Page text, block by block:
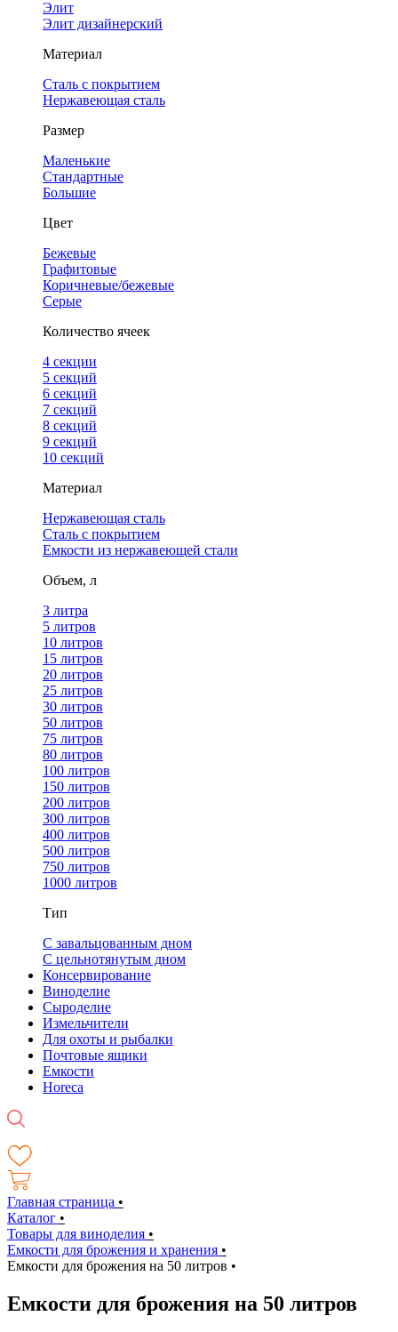
Элит
Элит дизайнерский
Материал
Сталь с покрытием
Нержавеющая сталь
Размер
Маленькие
Стандартные
Большие
Цвет
Бежевые
Графитовые
Коричневые/бежевые
Серые
Количество ячеек
4 cекции
5 секций
6 секций
7 секций
8 секций
9 секций
10 секций
Материал
Нержавеющая сталь
Сталь с покрытием
Емкости из нержавеющей стали
Объем, л
3 литра
5 литров
10 литров
15 литров
20 литров
25 литров
30 литров
50 литров
75 литров
80 литров
100 литров
150 литров
200 литров
300 литров
400 литров
500 литров
750 литров
1000 литров
Тип
С завальцованным дном
С цельнотянутым дном
Консервирование
Виноделие
Сыроделие
Измельчители
Для охоты и рыбалки
Почтовые ящики
Емкости
Horeca
Главная страница •
Каталог •
Товары для виноделия •
Емкости для брожения и хранения •
Емкости для брожения на 50 литров •
Емкости для брожения на 50 литров